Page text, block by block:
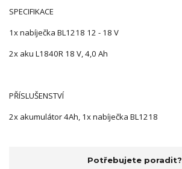
SPECIFIKACE
1x nabíječka BL1218 12 - 18 V
2x aku L1840R 18 V, 4,0 Ah
PŘÍSLUŠENSTVÍ
2x akumulátor 4Ah, 1x nabíječka BL1218
Potřebujete poradit?